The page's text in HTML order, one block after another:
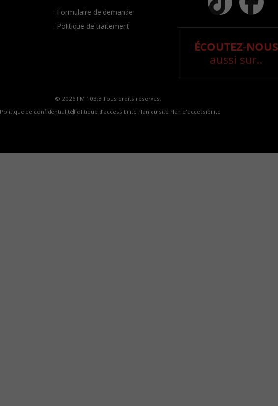
- Formulaire de demande
- Politique de traitement
ÉCOUTEZ-NOUS
aussi sur..
© 2026 FM 103,3 Tous droits réservés.
Politique de confidentialité Politique d’accessibilité Plan du site Plan d'accessibilite